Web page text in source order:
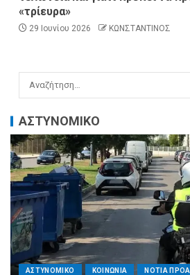
«τρίευρα»
29 Ιουνίου 2026 ΚΩΝΣΤΑΝΤΙΝΟΣ
ΑΣΤΥΝΟΜΙΚΟ
ΑΣΤΥΝΟΜΙΚΟ ΚΟΙΝΩΝΙΑ ΝΟΤΙΑ